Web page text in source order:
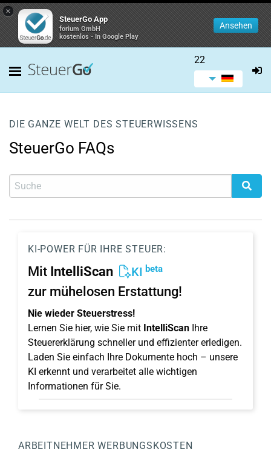
×
SteuerGo App
forium GmbH
kostenlos - In Google Play
Ansehen
22
DIE GANZE WELT DES STEUERWISSENS
SteuerGo FAQs
KI-POWER FÜR IHRE STEUER:
Mit IntelliScan KI beta
zur mühelosen Erstattung!
Nie wieder Steuerstress!
Lernen Sie hier, wie Sie mit IntelliScan Ihre
Steuererklärung schneller und effizienter erledigen.
Laden Sie einfach Ihre Dokumente hoch – unsere
KI erkennt und verarbeitet alle wichtigen
Informationen für Sie.
ARBEITNEHMER WERBUNGSKOSTEN